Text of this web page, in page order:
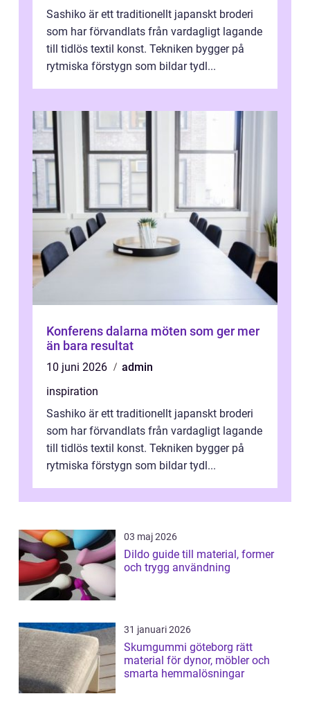
Sashiko är ett traditionellt japanskt broderi
som har förvandlats från vardagligt lagande
till tidlös textil konst. Tekniken bygger på
rytmiska förstygn som bildar tydl...
Konferens dalarna möten som ger mer
än bara resultat
10 juni 2026
admin
inspiration
Sashiko är ett traditionellt japanskt broderi
som har förvandlats från vardagligt lagande
till tidlös textil konst. Tekniken bygger på
rytmiska förstygn som bildar tydl...
03 maj 2026
Dildo guide till material, former
och trygg användning
31 januari 2026
Skumgummi göteborg rätt
material för dynor, möbler och
smarta hemmalösningar